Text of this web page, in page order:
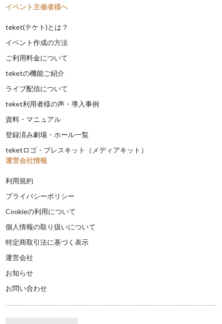
イベント主催者様へ
teket(テケト)とは？
イベント作成の方法
ご利用料金について
teketの機能ご紹介
ライブ配信について
teket利用者様の声・導入事例
資料・マニュアル
登録済み劇場・ホール一覧
teketロゴ・プレスキット（メディアキット）
運営会社情報
利用規約
プライバシーポリシー
Cookieの利用について
個人情報の取り扱いについて
特定商取引法に基づく表示
運営会社
お知らせ
お問い合わせ